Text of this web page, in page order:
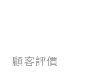
顧客評價